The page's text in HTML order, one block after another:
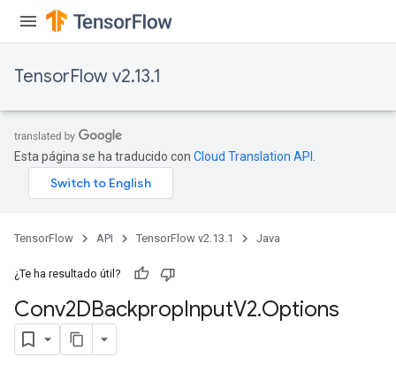
TensorFlow v2.13.1
Esta página se ha traducido con Cloud Translation API
TensorFlow API TensorFlow v2.13.1 Java
¿Te ha resultado útil?
Conv2DBackpropInputV2.Options